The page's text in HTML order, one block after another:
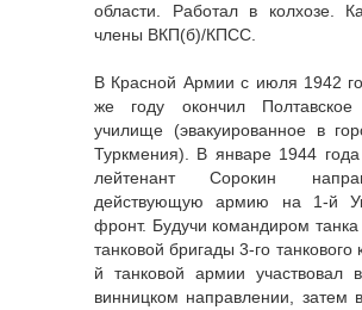
области. Работал в колхозе.
члены ВКП(б)/КПСС.
В Красной Армии с июля 1942
же году окончил Полтавское
училище (эвакуированное в
Туркмения). В январе 1944
лейтенант Сорокин
действующую армию на 1-й
фронт. Будучи командиром
танковой бригады 3-го танкового
й танковой армии участвовал
винницком направлении, затем